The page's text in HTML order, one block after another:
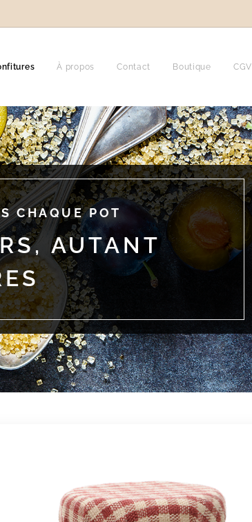
À propos Contact Boutique CGV
CHAQUE POT
AUTANT